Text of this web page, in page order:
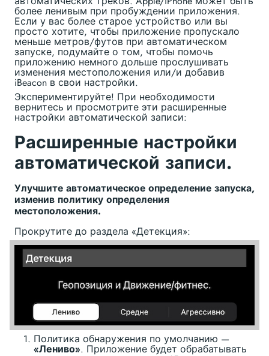
более ленивым при пробуждении приложения.
Если у вас более старое устройство или вы
просто хотите, чтобы приложение пропускало
меньше метров/футов при автоматическом
запуске, подумайте о том, чтобы помочь
приложению немного дольше прослушивать
изменения местоположения или/и добавив
iBeacon в свои настройки.
Экспериментируйте! При необходимости
вернитесь и просмотрите эти расширенные
настройки автоматической записи:
Расширенные настройки
автоматической записи.
Улучшите автоматическое определение запуска,
изменив политику определения
местоположения.
Прокрутите до раздела «Детекция»:
Политика обнаружения по умолчанию —
«Лениво». Приложение будет обрабатывать